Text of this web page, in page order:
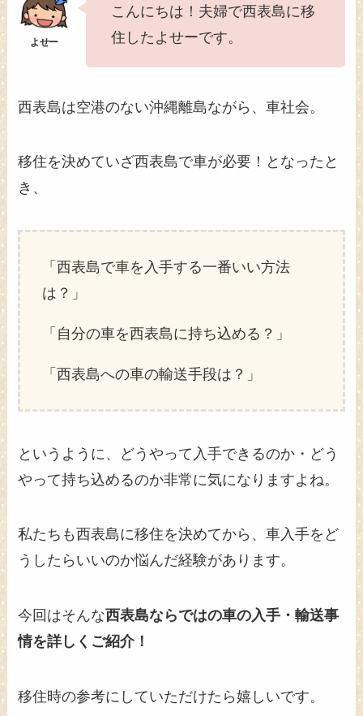
こんにちは！夫婦で西表島に移
住したよせーです。
西表島は空港のない沖縄離島ながら、車社会。
移住を決めていざ西表島で車が必要！となったと
き、
「西表島で車を入手する一番いい方法
は？」
「自分の車を西表島に持ち込める？」
「西表島への車の輸送手段は？」
というように、どうやって入手できるのか・どう
やって持ち込めるのか非常に気になりますよね。
私たちも西表島に移住を決めてから、車入手をど
うしたらいいのか悩んだ経験があります。
今回はそんな西表島ならではの車の入手・輸送事
情を詳しくご紹介！
移住時の参考にしていただけたら嬉しいです。